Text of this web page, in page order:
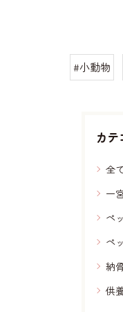
#小動物
カテ
全
一
ペ
ペ
納
供